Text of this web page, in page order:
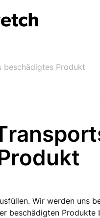
beschädigtes Produkt
Wir werden uns
beschädigten Produkte